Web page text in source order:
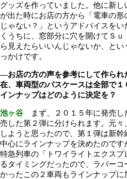
グッズを作っていました。他に新
が出た時にお店の方から「電車の
じゃない？」というアドバイスを
くうちに、窓部分に穴を開けてＳ
ら見えたらいいんじゃないか、と
っかけです。
―お店の方の声を参考にして作ら
在、車両型のパスケースは全部で
インナップはどのように決定を？
池ヶ谷 まず、２０１５年に発売し
売した第２弾に分けられます。元
しようと思ったので、第１弾は新
中心にラインナップを決めたので
特急列車の「トワイライトエクス
るタイミングだったので、ラバー
かったこの２車両もラインナップに